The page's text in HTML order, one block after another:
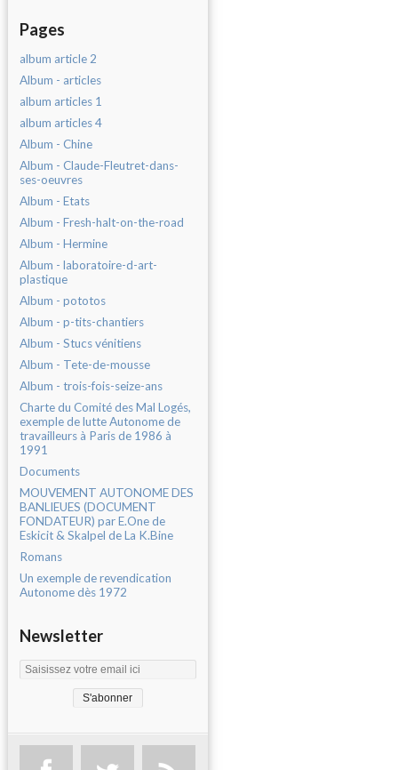
Pages
album article 2
Album - articles
album articles 1
album articles 4
Album - Chine
Album - Claude-Fleutret-dans-
ses-oeuvres
Album - Etats
Album - Fresh-halt-on-the-road
Album - Hermine
Album - laboratoire-d-art-
plastique
Album - pototos
Album - p-tits-chantiers
Album - Stucs vénitiens
Album - Tete-de-mousse
Album - trois-fois-seize-ans
Charte du Comité des Mal Logés,
exemple de lutte Autonome de
travailleurs à Paris de 1986 à
1991
Documents
MOUVEMENT AUTONOME DES
BANLIEUES (DOCUMENT
FONDATEUR) par E.One de
Eskicit & Skalpel de La K.Bine
Romans
Un exemple de revendication
Autonome dès 1972
Newsletter